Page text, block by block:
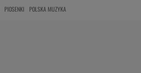
PIOSENKI POLSKA MUZYKA